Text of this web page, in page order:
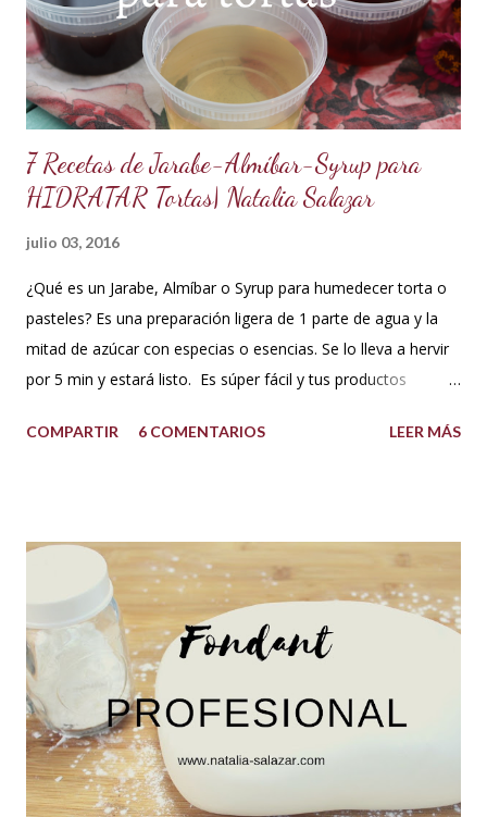
600 g de chocolate blanco (sucedáneo para resistir climas
cálidos) 200 g de crema para batir vegetal (crema para batir
para hacer Chantilly vegetal) Preparación: Coloca el chocolate
y...
7 Recetas de Jarabe-Almíbar-Syrup para
HIDRATAR Tortas| Natalia Salazar
julio 03, 2016
¿Qué es un Jarabe, Almíbar o Syrup para humedecer torta o
pasteles? Es una preparación ligera de 1 parte de agua y la
mitad de azúcar con especias o esencias. Se lo lleva a hervir
por 5 min y estará listo. Es súper fácil y tus productos
USOS: Siempre que hacemos una torta cubierta
porque el producto estaba muy seco al salir del horno o
porque la receta era básica como suelen ser los bizcochuelos
de batido liviano como el Genovés, Angel cake, etc. Así tus
tortas y pasteles te quedarán húmedos y mucho más
sabrosos. Los jarabes pueden ser de diferentes sabores, de
acuerdo a los ingredientes que usemos. Aquí te comparto
una...
COMPARTIR 6 COMENTARIOS LEER MÁS